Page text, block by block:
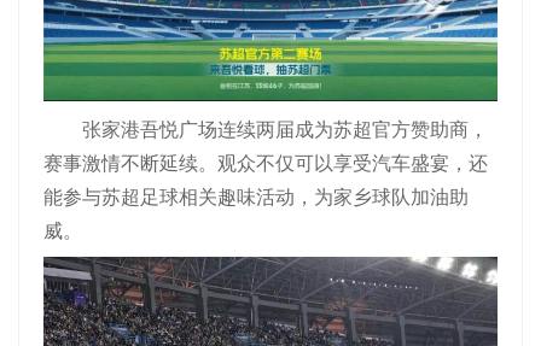
张家港吾悦广场连续两届成为苏超官方赞助商，
赛事激情不断延续。观众不仅可以享受汽车盛宴，还
能参与苏超足球相关趣味活动，为家乡球队加油助
威。